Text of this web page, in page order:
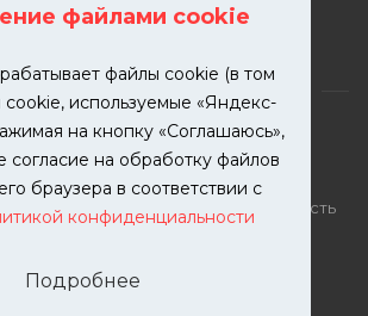
файлами cookie
файлы cookie (в том
cookie, используемые «Яндекс-
на кнопку «Соглашаюсь»,
согласие на обработку файлов
браузера в соответствии с
конфиденциальности
Подробнее
| Кузовной ремонт и покраска
информация на сайте – собственность
запрещена. Все права защищены.